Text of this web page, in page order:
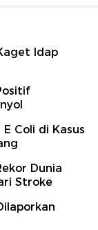
Idap
Coli di Kasus
Dunia
Stroke